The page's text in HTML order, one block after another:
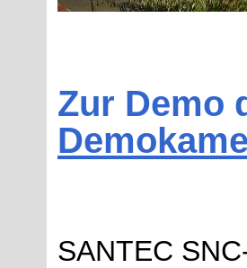
Zur Demo
SANTEC